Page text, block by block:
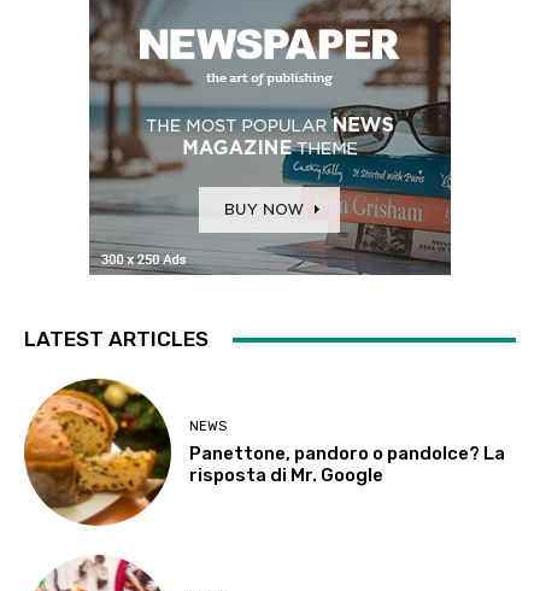
LATEST ARTICLES
NEWS
Panettone, pandoro o pandolce? La
risposta di Mr. Google